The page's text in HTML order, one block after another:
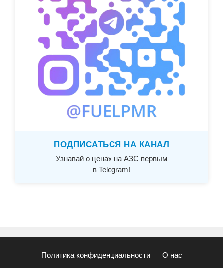
ПОДПИСАТЬСЯ НА КАНАЛ
Узнавай о ценах на АЗС первым
в Telegram!
Политика конфиденциальности О нас